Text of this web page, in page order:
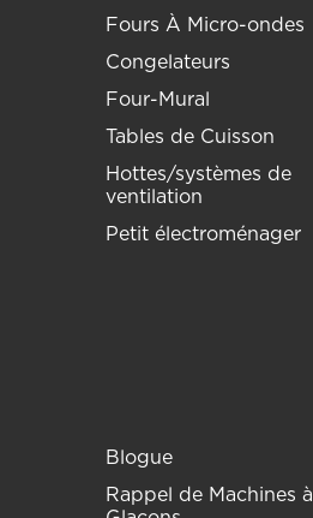
Fours À Micro-ondes
Congelateurs
Four-Mural
Tables de Cuisson
Hottes/systèmes de
ventilation
Petit électroménager
Blogue
Rappel de Machines à